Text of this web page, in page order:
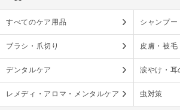
すべてのケア用品 シャンプー
ブラシ・爪切り 皮膚・被毛
デンタルケア 涙やけ・耳
レメディ・アロマ・メンタルケア 虫対策